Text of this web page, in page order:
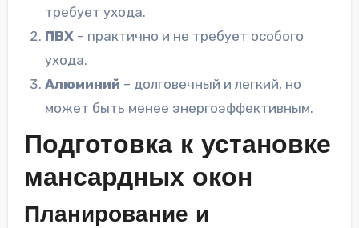
требует ухода.
ПВХ– практично и не требует особого
ухода.
Алюминий – долговечный и легкий, но
может быть менее энергоэффективным.
Подготовка к установке
мансардных окон
Планирование и